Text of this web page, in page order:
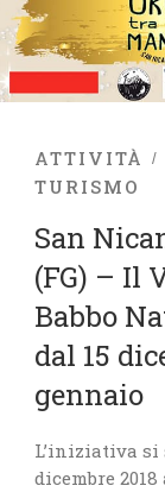
ATTIVITÀ
TURISMO
San
(FG) – Il
Babbo
dal 15
gennaio
L’iniziativa si
dicembre